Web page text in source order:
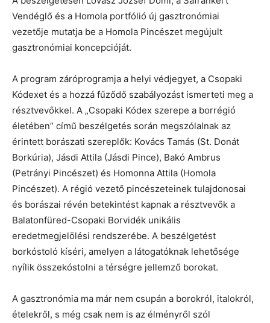
Vendéglő és a Homola portfólió új gasztronómiai
vezetője mutatja be a Homola Pincészet megújult
gasztronómiai koncepcióját.
A program záróprogramja a helyi védjegyet, a Csopaki
Kódexet és a hozzá fűződő szabályozást ismerteti meg a
résztvevőkkel. A „Csopaki Kódex szerepe a borrégió
életében” című beszélgetés során megszólalnak az
érintett borászati szereplők: Kovács Tamás (St. Donát
Borkúria), Jásdi Attila (Jásdi Pince), Bakó Ambrus
(Petrányi Pincészet) és Homonna Attila (Homola
Pincészet). A régió vezető pincészeteinek tulajdonosai
és borászai révén betekintést kapnak a résztvevők a
Balatonfüred-Csopaki Borvidék unikális
eredetmegjelölési rendszerébe. A beszélgetést
borkóstoló kíséri, amelyen a látogatóknak lehetősége
nyílik összekóstolni a térségre jellemző borokat.
A gasztronómia ma már nem csupán a borokról, italokról,
ételekről, s még csak nem is az élményről szól